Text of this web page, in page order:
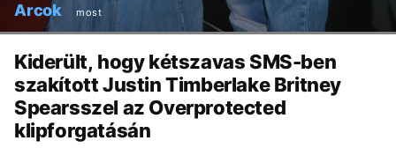
Arcok most
Kiderült, hogy kétszavas SMS-ben
szakított Justin Timberlake Britney
Spearsszel az Overprotected
klipforgatásán